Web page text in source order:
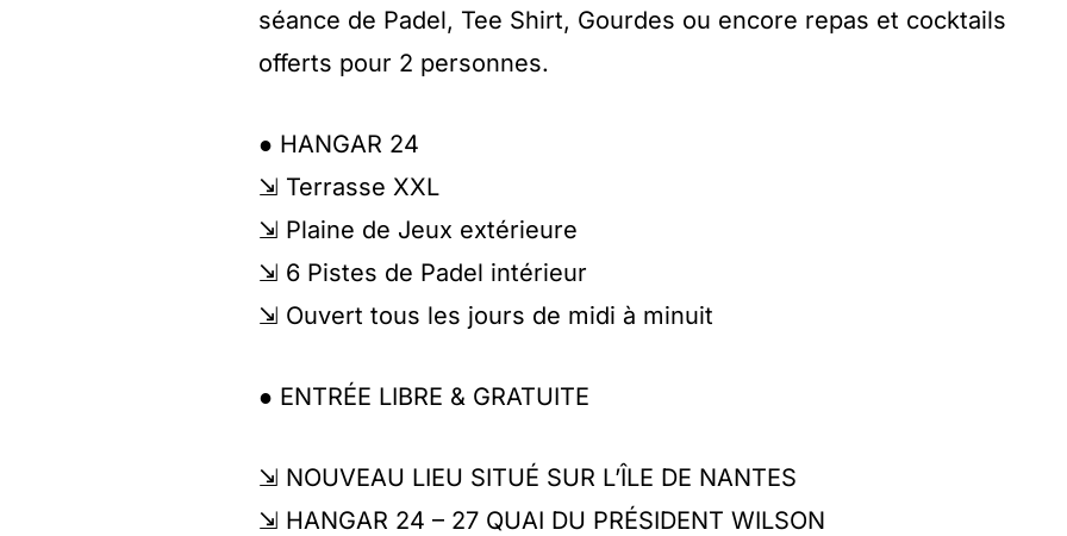
séance de Padel, Tee Shirt, Gourdes ou encore repas et cocktails
offerts pour 2 personnes.
● HANGAR 24
⇲ Terrasse XXL
⇲ Plaine de Jeux extérieure
⇲ 6 Pistes de Padel intérieur
⇲ Ouvert tous les jours de midi à minuit
● ENTRÉE LIBRE & GRATUITE
⇲ NOUVEAU LIEU SITUÉ SUR L’ÎLE DE NANTES
⇲ HANGAR 24 – 27 QUAI DU PRÉSIDENT WILSON